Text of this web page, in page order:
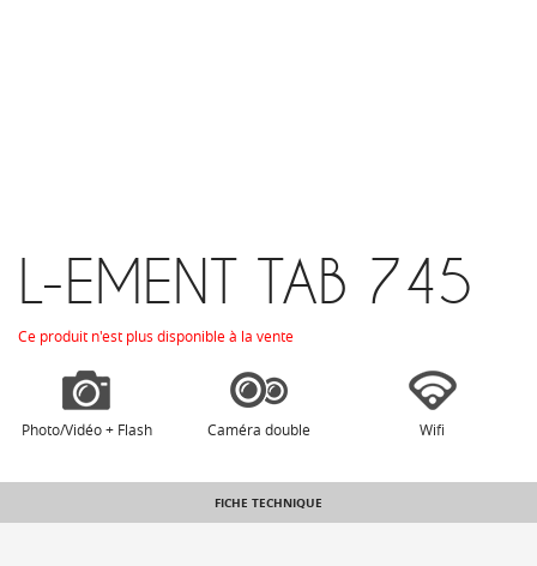
L-EMENT TAB 745
Ce produit n'est plus disponible à la vente
Photo/Vidéo + Flash Caméra double Wifi
FICHE TECHNIQUE